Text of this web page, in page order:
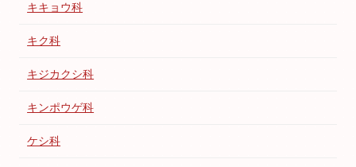
キキョウ科
キク科
キジカクシ科
キンポウゲ科
ケシ科